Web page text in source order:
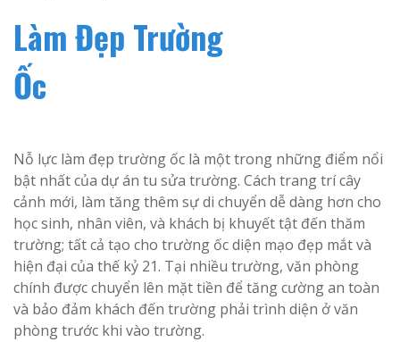
Làm Đẹp Trường
Ốc
Nỗ lực làm đẹp trường ốc là một trong những điểm nổi
bật nhất của dự án tu sửa trường. Cách trang trí cây
cảnh mới, làm tăng thêm sự di chuyển dễ dàng hơn cho
học sinh, nhân viên, và khách bị khuyết tật đến thăm
trường; tất cả tạo cho trường ốc diện mạo đẹp mắt và
hiện đại của thế kỷ 21. Tại nhiều trường, văn phòng
chính được chuyển lên mặt tiền để tăng cường an toàn
và bảo đảm khách đến trường phải trình diện ở văn
phòng trước khi vào trường.